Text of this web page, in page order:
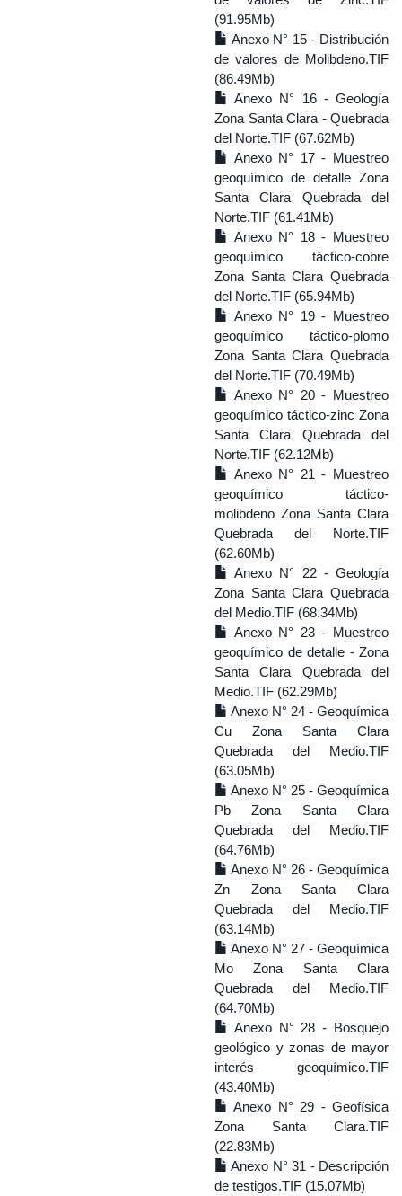
(91.95Mb)
Anexo N° 15 - Distribución
de valores de Molibdeno.TIF
(86.49Mb)
Anexo N° 16 - Geología
Zona Santa Clara - Quebrada
del Norte.TIF (67.62Mb)
Anexo N° 17 - Muestreo
geoquímico de detalle Zona
Santa Clara Quebrada del
Norte.TIF (61.41Mb)
Anexo N° 18 - Muestreo
geoquímico táctico-cobre
Zona Santa Clara Quebrada
del Norte.TIF (65.94Mb)
Anexo N° 19 - Muestreo
geoquímico táctico-plomo
Zona Santa Clara Quebrada
del Norte.TIF (70.49Mb)
Anexo N° 20 - Muestreo
geoquímico táctico-zinc Zona
Santa Clara Quebrada del
Norte.TIF (62.12Mb)
Anexo N° 21 - Muestreo
geoquímico táctico-
molibdeno Zona Santa Clara
Quebrada del Norte.TIF
(62.60Mb)
Anexo N° 22 - Geología
Zona Santa Clara Quebrada
del Medio.TIF (68.34Mb)
Anexo N° 23 - Muestreo
geoquímico de detalle - Zona
Santa Clara Quebrada del
Medio.TIF (62.29Mb)
Anexo N° 24 - Geoquímica
Cu Zona Santa Clara
Quebrada del Medio.TIF
(63.05Mb)
Anexo N° 25 - Geoquímica
Pb Zona Santa Clara
Quebrada del Medio.TIF
(64.76Mb)
Anexo N° 26 - Geoquímica
Zn Zona Santa Clara
Quebrada del Medio.TIF
(63.14Mb)
Anexo N° 27 - Geoquímica
Mo Zona Santa Clara
Quebrada del Medio.TIF
(64.70Mb)
Anexo N° 28 - Bosquejo
geológico y zonas de mayor
interés geoquímico.TIF
(43.40Mb)
Anexo N° 29 - Geofísica
Zona Santa Clara.TIF
(22.83Mb)
Anexo N° 31 - Descripción
de testigos.TIF (15.07Mb)